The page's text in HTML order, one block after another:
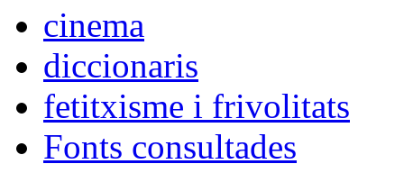
cinema
diccionaris
fetitxisme i frivolitats
Fonts consultades